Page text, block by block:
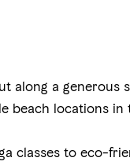
along a generous
beach locations in
classes to eco-